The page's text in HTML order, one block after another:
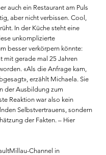
auch ein Restaurant am Puls
aber nicht verbissen. Cool,
In der Küche steht eine
unkomplizierte
besser verkörpern könnte:
mit gerade mal 25 Jahren
«Als die Anfrage kam,
erzählt Michaela. Sie
der Ausbildung zum
Reaktion war also kein
Selbstvertrauens, sondern
der Fakten. – Hier
Channel in